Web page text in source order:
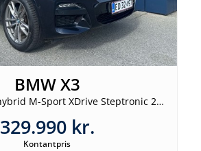
BMW X3
30e 2,0 Plugin-hybrid M-Sport XDrive Steptronic 292HK 5d 8g Aut.
329.990 kr.
Kontantpris